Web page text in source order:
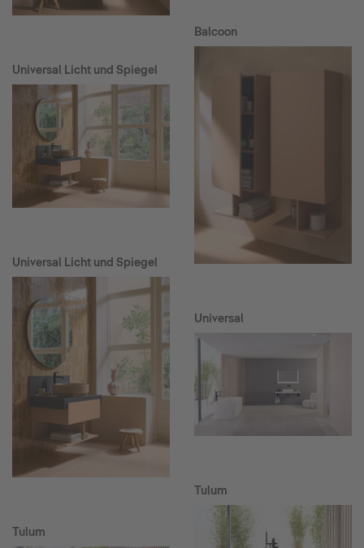
Universal Licht und Spiegel
Universal Licht und Spiegel
Tulum
Balcoon
Universal
Tulum